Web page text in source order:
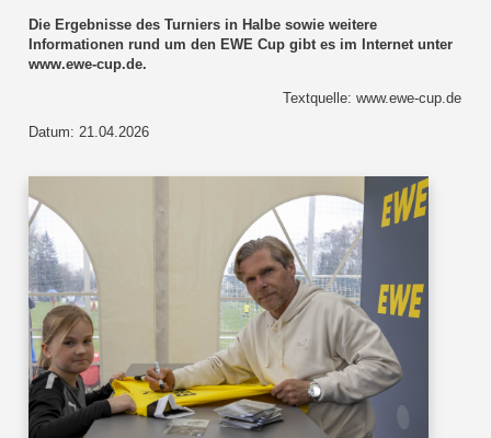
Die Ergebnisse des Turniers in Halbe sowie weitere
Informationen rund um den EWE Cup gibt es im Internet unter
www.ewe-cup.de.
Textquelle: www.ewe-cup.de
Datum: 21.04.2026